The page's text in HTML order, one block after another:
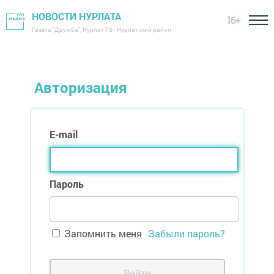
НОВОСТИ НУРЛАТА
Газета "Дружба", Нурлат ТВ - Нурлатский район
16+
Авторизация
E-mail
Пароль
Запомнить меня Забыли пароль?